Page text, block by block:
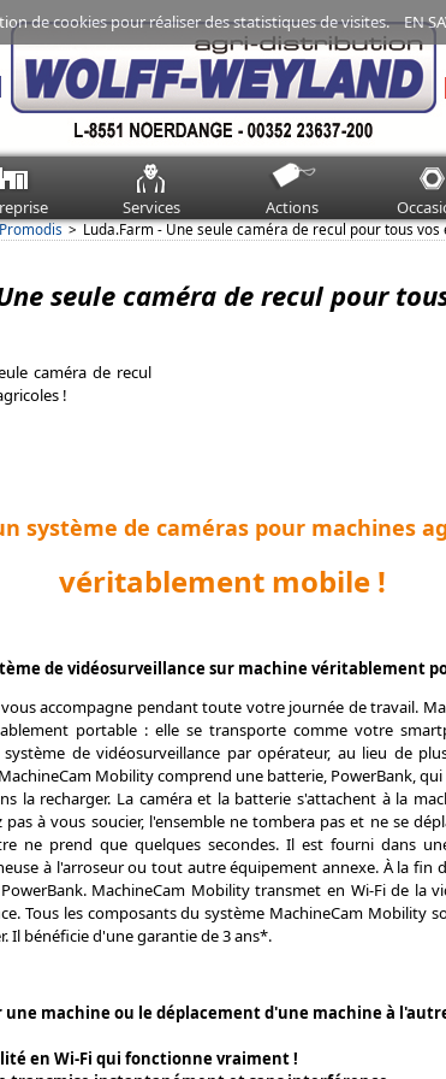
de cookies pour réaliser des statistiques de visites.EN
Services Actions
Luda.Farm - Une seule caméra de recul pour tous vos
seule caméra de recul pour
système de caméras pour machines
véritablement mobile !
de vidéosurveillance sur machine véritablement
accompagne pendant toute votre journée de travail.
portable : elle se transporte comme votre
de vidéosurveillance par opérateur, au lieu de
Mobility comprend une batterie, PowerBank,
la recharger. La caméra et la batterie s'attachent à la
pas à vous soucier, l'ensemble ne tombera pas et ne se
ne prend que quelques secondes. Il est fourni dans
à l'arroseur ou tout autre équipement annexe. À la fin
MachineCam Mobility transmet en Wi-Fi de la
Tous les composants du système MachineCam Mobility
Il bénéficie d'une garantie de 3 ans*.
machine ou le déplacement d'une machine à
en Wi-Fi qui fonctionne vraiment !